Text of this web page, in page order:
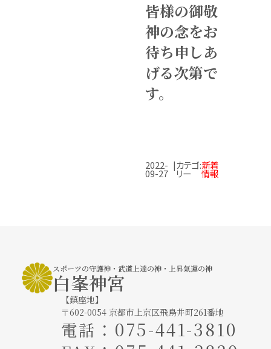
皆様の御敬
神の念をお
待ち申しあ
げる次第で
す。
2022-
09-27
|カテゴ
リー
:新着
情報
スポーツの守護神・武道上達の神・上昇氣運の神
白峯神宮
【鎮座地】
〒602-0054 京都市上京区飛鳥井町261番地
電話 ： 075-441-3810